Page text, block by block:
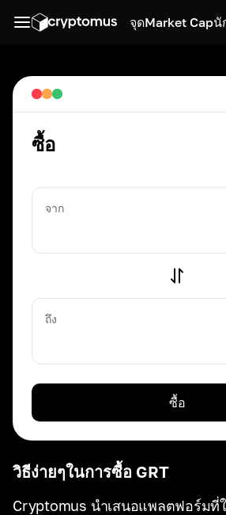
จุดMarket Capนั
วิธีง่ายๆในการซื้อ GRT
Cryptomus นำเสนอแพลตฟอร์มที่
ซื้อ
จาก
ถึง
ซื้อ